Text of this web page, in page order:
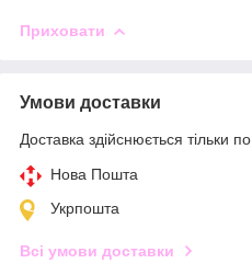
Приховати
Умови доставки
Доставка здійснюється тільки
Нова Пошта
Укрпошта
Всі умови доставки